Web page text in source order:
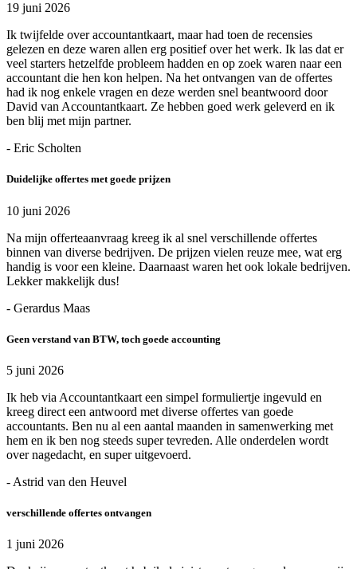
19 juni 2026
Ik twijfelde over accountantkaart, maar had toen de recensies
gelezen en deze waren allen erg positief over het werk. Ik las dat er
veel starters hetzelfde probleem hadden en op zoek waren naar een
accountant die hen kon helpen. Na het ontvangen van de offertes
had ik nog enkele vragen en deze werden snel beantwoord door
David van Accountantkaart. Ze hebben goed werk geleverd en ik
ben blij met mijn partner.
- Eric Scholten
Duidelijke offertes met goede prijzen
10 juni 2026
Na mijn offerteaanvraag kreeg ik al snel verschillende offertes
binnen van diverse bedrijven. De prijzen vielen reuze mee, wat erg
handig is voor een kleine. Daarnaast waren het ook lokale bedrijven.
Lekker makkelijk dus!
- Gerardus Maas
Geen verstand van BTW, toch goede accounting
5 juni 2026
Ik heb via Accountantkaart een simpel formuliertje ingevuld en
kreeg direct een antwoord met diverse offertes van goede
accountants. Ben nu al een aantal maanden in samenwerking met
hem en ik ben nog steeds super tevreden. Alle onderdelen wordt
over nagedacht, en super uitgevoerd.
- Astrid van den Heuvel
verschillende offertes ontvangen
1 juni 2026